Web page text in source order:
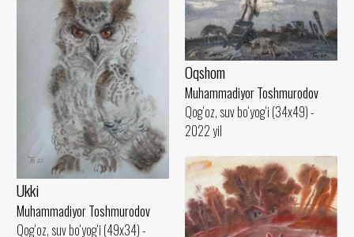
Oqshom
Muhammadiyor Toshmurodov
Qog‘oz, suv bo‘yog‘i (34x49) -
2022 yil
Ukki
Muhammadiyor Toshmurodov
Qog‘oz, suv bo‘yog‘i (49x34) -